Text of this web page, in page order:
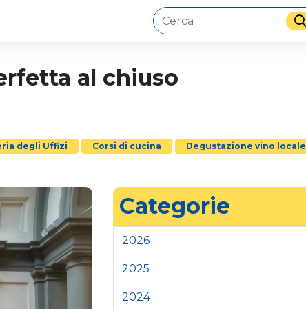
al chiuso
degli Uffizi Corsi di cucina
Degustazione vino locale
Categorie
2026
2025
2024